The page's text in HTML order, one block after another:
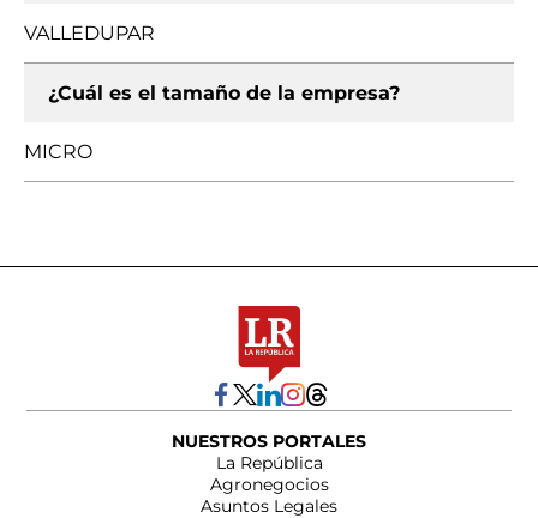
VALLEDUPAR
¿Cuál es el tamaño de la empresa?
MICRO
NUESTROS PORTALES
La República
Agronegocios
Asuntos Legales